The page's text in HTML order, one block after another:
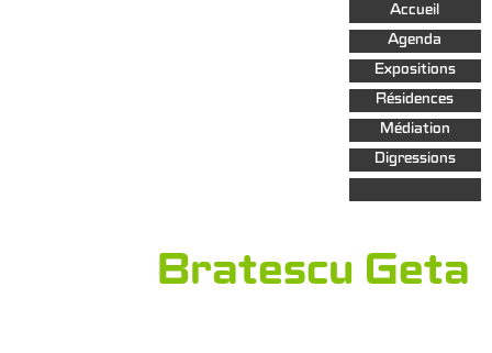
Aller au
contenu
principal
Accueil
Agenda
Expositions
Résidences
Médiation
Digressions
Bratescu Geta